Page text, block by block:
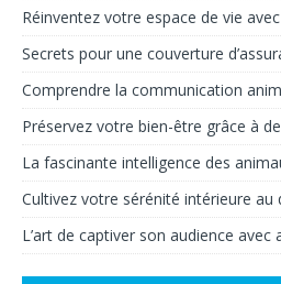
Réinventez votre espace de vie
Secrets pour une couverture
Comprendre la communication
Préservez votre bien-être grâce à
La fascinante intelligence des
Cultivez votre sérénité intérieure au
L’art de captiver son audience avec